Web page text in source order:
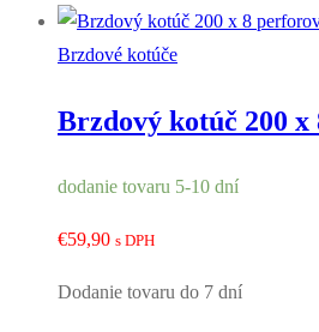
Brzdové kotúče
Brzdový kotúč 200
dodanie tovaru 5-10 dní
€59,90 s DPH
Dodanie tovaru do 7 dní